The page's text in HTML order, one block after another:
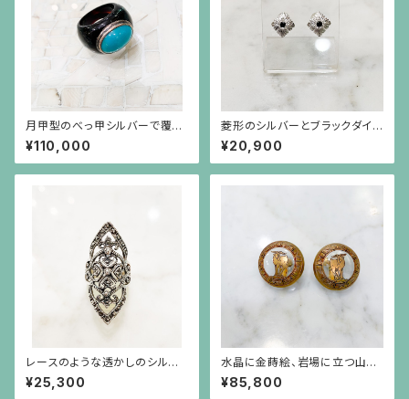
月甲型のべっ甲シルバーで覆輪
したトルコ石のボリュームリング
（15～16号の方用）
¥110,000
菱形のシルバーとブラックダイヤ
モンドのピアス（中）シルバーポ
スト
¥20,900
レースのような透かしのシルバ
ーリング
¥25,300
水晶に金蒔絵、岩場に立つ山羊
とアーカンサス模様のフレーム
の丸いイヤリング
¥85,800